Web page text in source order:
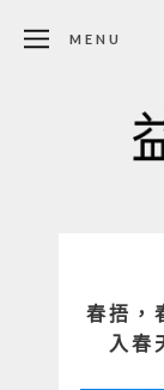
MENU
春捂，
入春